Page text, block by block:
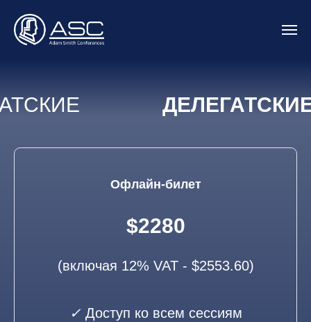
Офлайн-билет
$2280
(включая 12% VAT - $2553.60)
✓ Доступ ко всем сессиям